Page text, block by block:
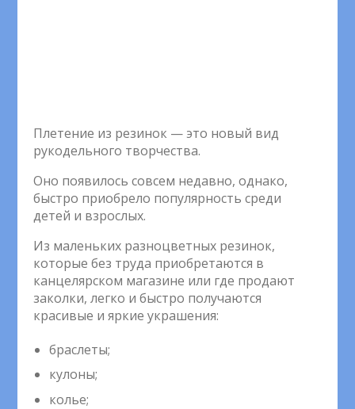
Плетение из резинок — это новый вид
рукодельного творчества.
Оно появилось совсем недавно, однако,
быстро приобрело популярность среди
детей и взрослых.
Из маленьких разноцветных резинок,
которые без труда приобретаются в
канцелярском магазине или где продают
заколки, легко и быстро получаются
красивые и яркие украшения:
браслеты;
кулоны;
колье;